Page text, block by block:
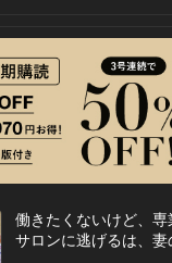
働きたくないけど、専
サロンに逃げるは、妻